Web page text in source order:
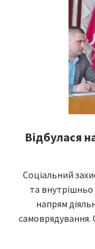
Відбулася
Соціальний
та
напрям
самоврядування.